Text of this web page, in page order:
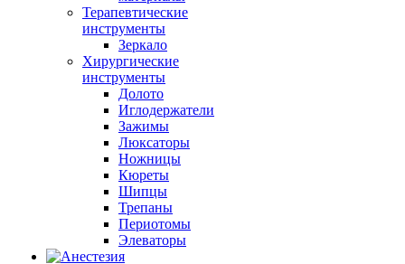
Терапевтические
инструменты
Зеркало
Хирургические
инструменты
Долото
Иглодержатели
Зажимы
Люксаторы
Ножницы
Кюреты
Шипцы
Трепаны
Периотомы
Элеваторы